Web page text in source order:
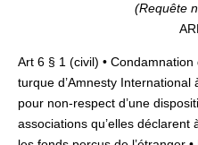
(Requête
Art 6 § 1 (civil) •
turque d’Amnesty
pour non-respect d’une
associations qu’elles déclarent